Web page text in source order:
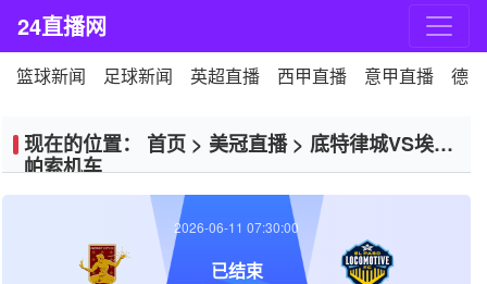
24直播网
篮球新闻 足球新闻 英超直播 西甲直播 意甲直播 德
现在的位置： 首页 > 美冠直播> 底特律城VS埃尔
帕索机车
2026-06-11 07:30:00
已结束